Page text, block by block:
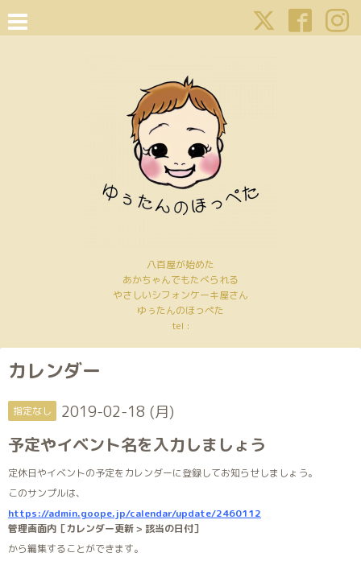
八百屋が始めた
あかちゃんでもたべられる
やさしいシフォンケーキ屋さん
ゆぅたんのほっぺた
tel :
カレンダー
指定なし 2019-02-18 (月)
予定やイベント名を入力しましょう
定休日やイベントの予定をカレンダーに登録してお知らせしましょう。
このサンプルは、
https://admin.goope.jp/calendar/update/2460112
管理画面内［カレンダー更新 > 該当の日付］
から編集することができます。